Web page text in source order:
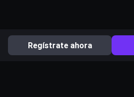
Regístrate ahora